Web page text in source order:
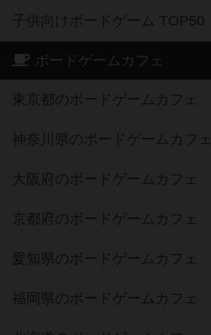
子供向けボードゲーム TOP50
ボードゲームカフェ
東京都のボードゲームカフェ
神奈川県のボードゲームカフェ
大阪府のボードゲームカフェ
京都府のボードゲームカフェ
愛知県のボードゲームカフェ
福岡県のボードゲームカフェ